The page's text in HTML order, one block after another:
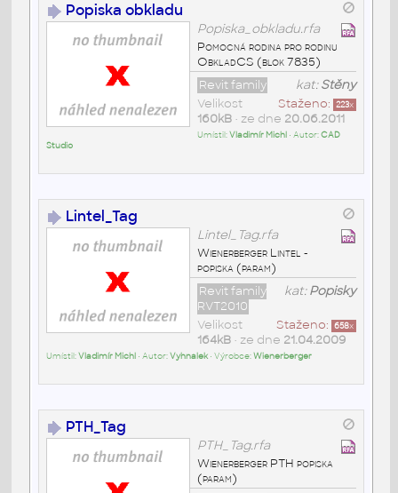
Popiska obkladu
Popiska_obkladu.rfa
Pomocná rodina pro rodinu
ObkladCS (blok 7835)
kat:Stěny
Revit family
Staženo: 223x
Velikost
160kB• ze dne 20.06.2011
Umístil:Vladimír Michl • Autor:CAD
Studio
Lintel_Tag
Lintel_Tag.rfa
Wienerberger Lintel -
popiska (param)
kat:Popisky
Revit family
RVT2010
Staženo: 658x
Velikost
164kB• ze dne 21.04.2009
Umístil:Vladimír Michl • Autor:Vyhnalek• Výrobce:Wienerberger
PTH_Tag
PTH_Tag.rfa
Wienerberger PTH popiska
(param)